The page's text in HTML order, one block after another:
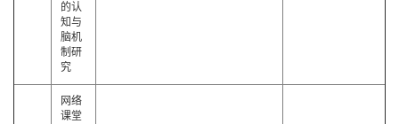
的认
知与
脑机
制研
究
网络
课堂